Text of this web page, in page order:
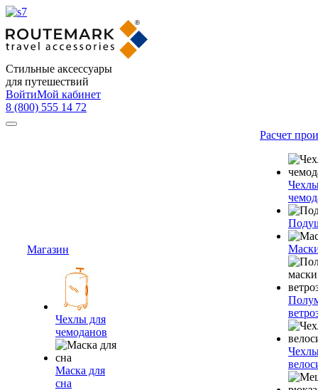
Стильные аксессуары
для путешествий
ВойтиМой кабинет
8 (800) 555 14 72
Магазин
Чехлы для
чемоданов
Маска для
сна
Расчет